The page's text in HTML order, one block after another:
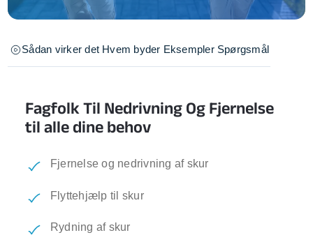
Sådan virker det Hvem byder Eksempler Spørgsmål
Fagfolk Til Nedrivning Og Fjernelse
til alle dine behov
Fjernelse og nedrivning af skur
Flyttehjælp til skur
Rydning af skur